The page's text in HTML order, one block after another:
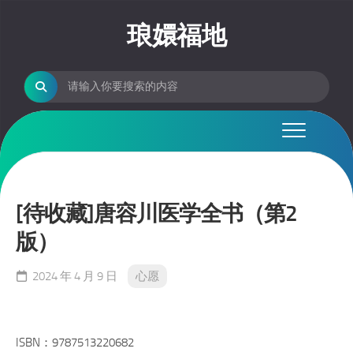
琅嬛福地
[待收藏]唐容川医学全书（第2
版）
2024 年 4 月 9 日 心愿
ISBN：9787513220682